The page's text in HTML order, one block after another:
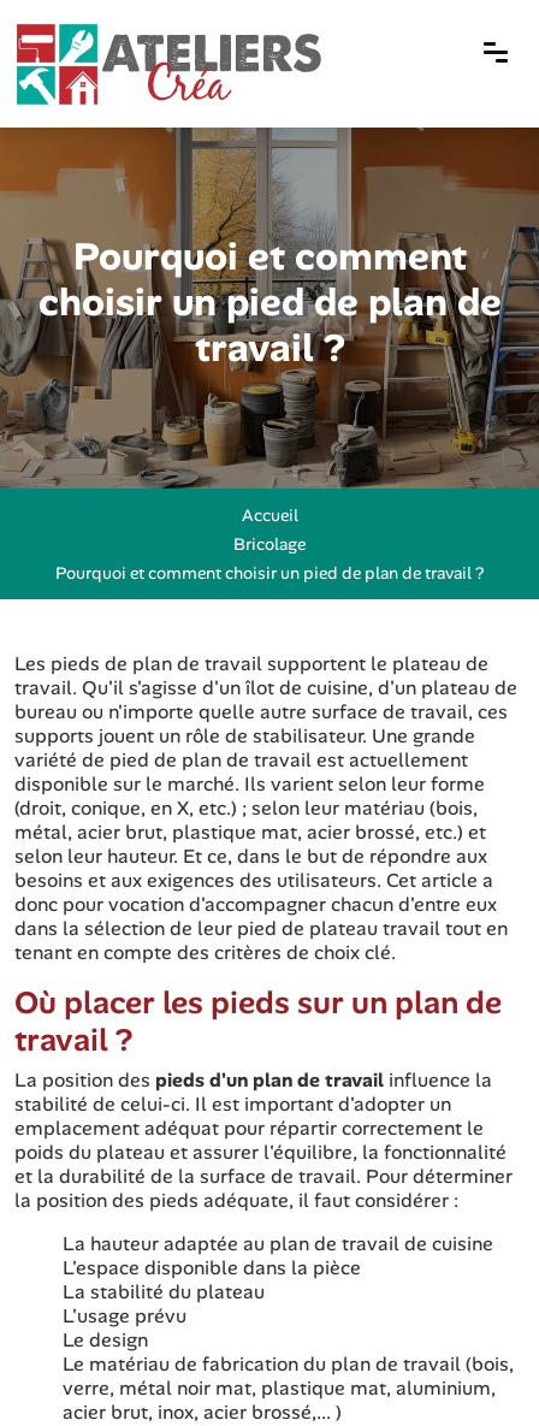
Pourquoi et comment
choisir un pied de plan de
travail ?
Accueil
Bricolage
Pourquoi et comment choisir un pied de plan de travail ?
Les pieds de plan de travail supportent le plateau de
travail. Qu'il s'agisse d'un îlot de cuisine, d'un plateau de
bureau ou n'importe quelle autre surface de travail, ces
supports jouent un rôle de stabilisateur. Une grande
variété de pied de plan de travail est actuellement
disponible sur le marché. Ils varient selon leur forme
(droit, conique, en X, etc.) ; selon leur matériau (bois,
métal, acier brut, plastique mat, acier brossé, etc.) et
selon leur hauteur. Et ce, dans le but de répondre aux
besoins et aux exigences des utilisateurs. Cet article a
donc pour vocation d'accompagner chacun d'entre eux
dans la sélection de leur pied de plateau travail tout en
tenant en compte des critères de choix clé.
Où placer les pieds sur un plan de
travail ?
La position des pieds d'un plan de travail influence la
stabilité de celui-ci. Il est important d'adopter un
emplacement adéquat pour répartir correctement le
poids du plateau et assurer l'équilibre, la fonctionnalité
et la durabilité de la surface de travail. Pour déterminer
la position des pieds adéquate, il faut considérer :
La hauteur adaptée au plan de travail de cuisine
L'espace disponible dans la pièce
La stabilité du plateau
L'usage prévu
Le design
Le matériau de fabrication du plan de travail (bois,
verre, métal noir mat, plastique mat, aluminium,
acier brut, inox, acier brossé,... )